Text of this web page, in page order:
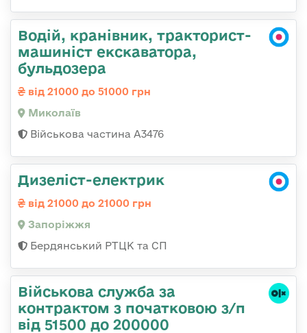
Водій, кранівник, тракторист-
машиніст екскаватора,
бульдозера
від 21000 до 51000 грн
Миколаїв
Військова частина А3476
Дизеліст-електрик
від 21000 до 21000 грн
Запоріжжя
Бердянський РТЦК та СП
Військова служба за
контрактом з початковою з/п
від 51500 до 200000